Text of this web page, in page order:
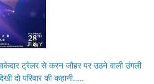
ट्रेलर से करन जौहर पर उठने वाली उंगली
दो परिवार की कहानी…..